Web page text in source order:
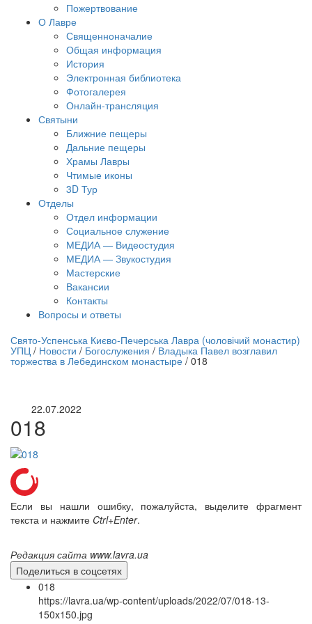
Пожертвование
О Лавре
Священноначалие
Общая информация
История
Электронная библиотека
Фотогалерея
Онлайн-трансляция
Святыни
Ближние пещеры
Дальние пещеры
Храмы Лавры
Чтимые иконы
3D Тур
Отделы
Отдел информации
Социальное служение
МЕДИА — Видеостудия
МЕДИА — Звукостудия
Мастерские
Вакансии
Контакты
Вопросы и ответы
трансляция | 12 сентября
трансляции
Свято-Успенська Києво-Печерська Лавра (чоловічий монастир)
УПЦ / Новости / Богослужения / Владыка Павел возглавил
торжества в Лебединском монастыре / 018
22.07.2022
018
Если вы нашли ошибку, пожалуйста, выделите фрагмент
текста и нажмите Ctrl+Enter.
Редакция сайта www.lavra.ua
Поделиться в соцсетях
018
https://lavra.ua/wp-content/uploads/2022/07/018-13-
150x150.jpg